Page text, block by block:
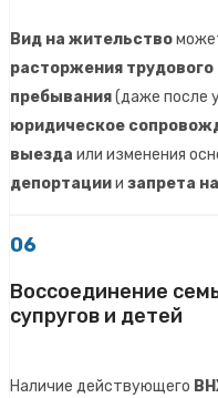
Вид на жительство
расторжения трудового
пребывания(даже после
юридическое
выезда или изменения
депортациии запрета
06
Воссоединение
супругов и детей
Наличие действующего